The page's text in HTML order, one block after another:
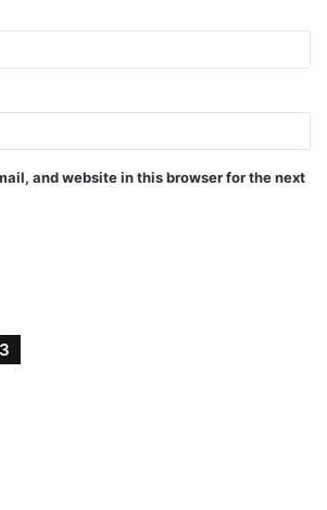
and website in this browser for the next